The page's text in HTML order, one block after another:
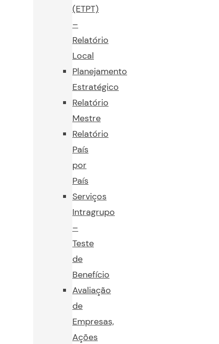
(ETPT)
–
Relatório
Local
Planejamento
Estratégico
Relatório
Mestre
Relatório
País
por
País
Serviços
Intragrupo
–
Teste
de
Benefício
Avaliação
de
Empresas,
Ações